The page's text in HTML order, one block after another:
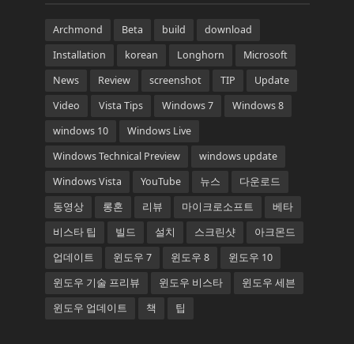
Archmond Beta build
download
Installation
korean Longhorn
Microsoft
News
Review screenshot TIP
Update
Video
Vista Tips Windows 7
Windows 8
windows 10
Windows Live
Windows Technical Preview
windows update
Windows Vista
YouTube 뉴스
다운로드
동영상
롱혼 리뷰 마이크로소프트
베타
비스타 팁
빌드 설치 스크린샷
아크몬드
업데이트
윈도우 7 윈도우 8
윈도우 10
윈도우 기술 프리뷰
윈도우 비스타
윈도우 세븐
윈도우 업데이트
책 팁